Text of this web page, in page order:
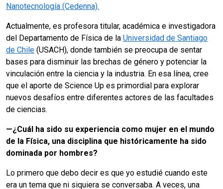
Nanotecnología (Cedenna).
Actualmente, es profesora titular, académica e investigadora
del Departamento de Física de la Universidad de Santiago
de Chile (USACH), donde también se preocupa de sentar
bases para disminuir las brechas de género y potenciar la
vinculación entre la ciencia y la industria. En esa línea, cree
que el aporte de Science Up es primordial para explorar
nuevos desafíos entre diferentes actores de las facultades
de ciencias.
—¿Cuál ha sido su experiencia como mujer en el mundo
de la Física, una disciplina que históricamente ha sido
dominada por hombres?
Lo primero que debo decir es que yo estudié cuando este
era un tema que ni siquiera se conversaba. A veces, una